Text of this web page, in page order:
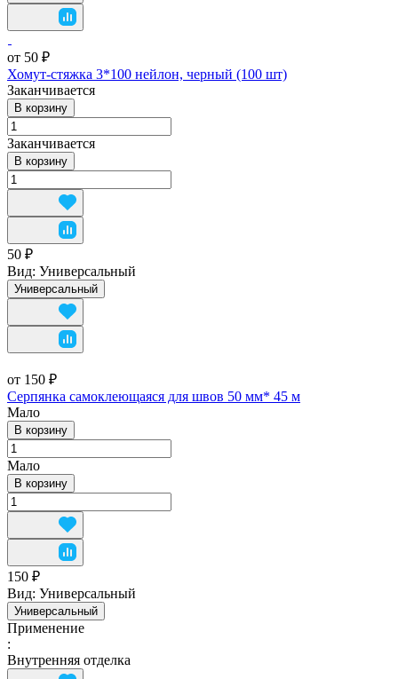
от 50 ₽
Хомут-стяжка 3*100 нейлон, черный (100 шт)
Заканчивается
В корзину
Заканчивается
В корзину
50 ₽
Вид: Универсальный
Универсальный
от 150 ₽
Серпянка самоклеющаяся для швов 50 мм* 45 м
Мало
В корзину
Мало
В корзину
150 ₽
Вид: Универсальный
Универсальный
Применение
:
Внутренняя отделка